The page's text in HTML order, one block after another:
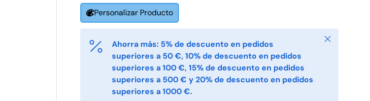
Personalizar Producto
Ahorra más: 5% de descuento en pedidos
superiores a 50 €, 10% de descuento en pedidos
superiores a 100 €, 15% de descuento en pedidos
superiores a 500 € y 20% de descuento en pedidos
superiores a 1000 €.
Cerrar